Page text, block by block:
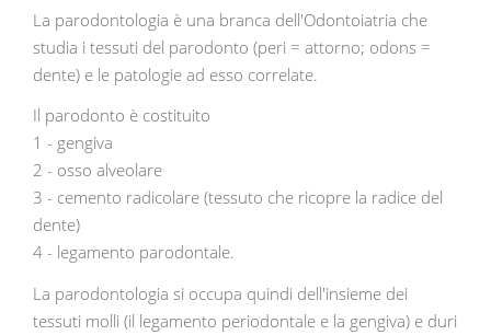
La parodontologia è una branca dell'Odontoiatria che
studia i tessuti del parodonto (peri = attorno; odons =
dente) e le patologie ad esso correlate.
Il parodonto è costituito
1 - gengiva
2 - osso alveolare
3 - cemento radicolare (tessuto che ricopre la radice del
dente)
4 - legamento parodontale.
La parodontologia si occupa quindi dell'insieme dei
tessuti molli (il legamento periodontale e la gengiva) e duri